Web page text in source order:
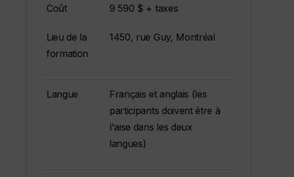
Coût 9 590 $ + taxes
Lieu de la
formation
1450, rue Guy, Montréal
Langue
Français et anglais (les
participants doivent être à
l'aise dans les deux
langues)